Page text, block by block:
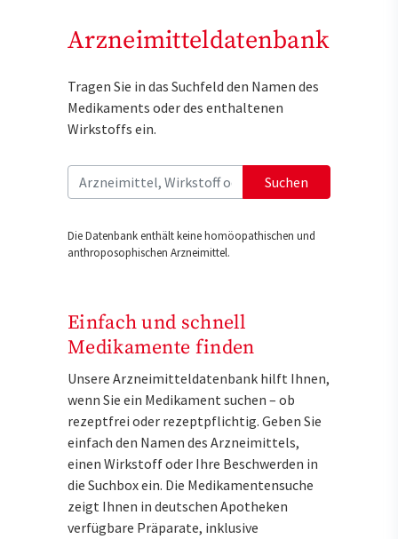
Arzneimitteldatenbank
Tragen Sie in das Suchfeld den Namen des
Medikaments oder des enthaltenen
Wirkstoffs ein.
Suchen
Die Datenbank enthält keine homöopathischen und
anthroposophischen Arzneimittel.
Einfach und schnell
Medikamente finden
Unsere Arzneimitteldatenbank hilft Ihnen,
wenn Sie ein Medikament suchen – ob
rezeptfrei oder rezeptpflichtig. Geben Sie
einfach den Namen des Arzneimittels,
einen Wirkstoff oder Ihre Beschwerden in
die Suchbox ein. Die Medikamentensuche
zeigt Ihnen in deutschen Apotheken
verfügbare Präparate, inklusive